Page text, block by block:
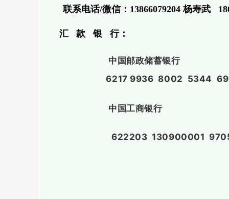
联系电话/微信：13866079204 杨寿武
汇 款 银 行：
中国邮政储蓄银行
6217 9936 8002 5344 690
中国工商银行
622203 130900001 9705